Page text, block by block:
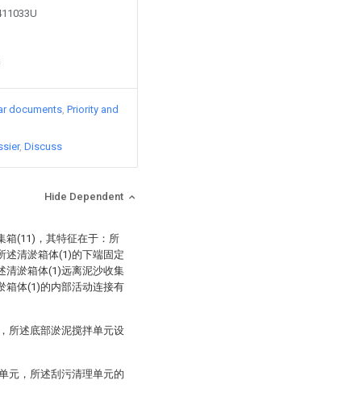
documents Priority and
Discuss
Hide Dependent
箱(11)，其特征在于：所
述清淤箱体(1)的下端固定
清淤箱体(1)远离泥沙收集
箱体(1)的内部活动连接有
所述底部淤泥搅拌单元设
元，所述刮污清理单元的